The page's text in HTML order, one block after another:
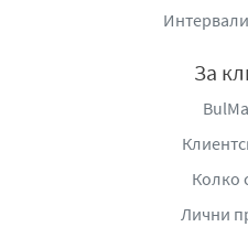
функционалност, той е
Берьозка
За
Колко
Лични